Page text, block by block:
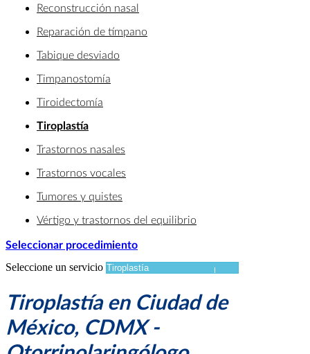
Reconstrucción nasal
Reparación de tímpano
Tabique desviado
Timpanostomía
Tiroidectomía
Tiroplastía
Trastornos nasales
Trastornos vocales
Tumores y quistes
Vértigo y trastornos del equilibrio
Seleccionar procedimiento
Seleccione un servicio
Tiroplastía en Ciudad de
México, CDMX -